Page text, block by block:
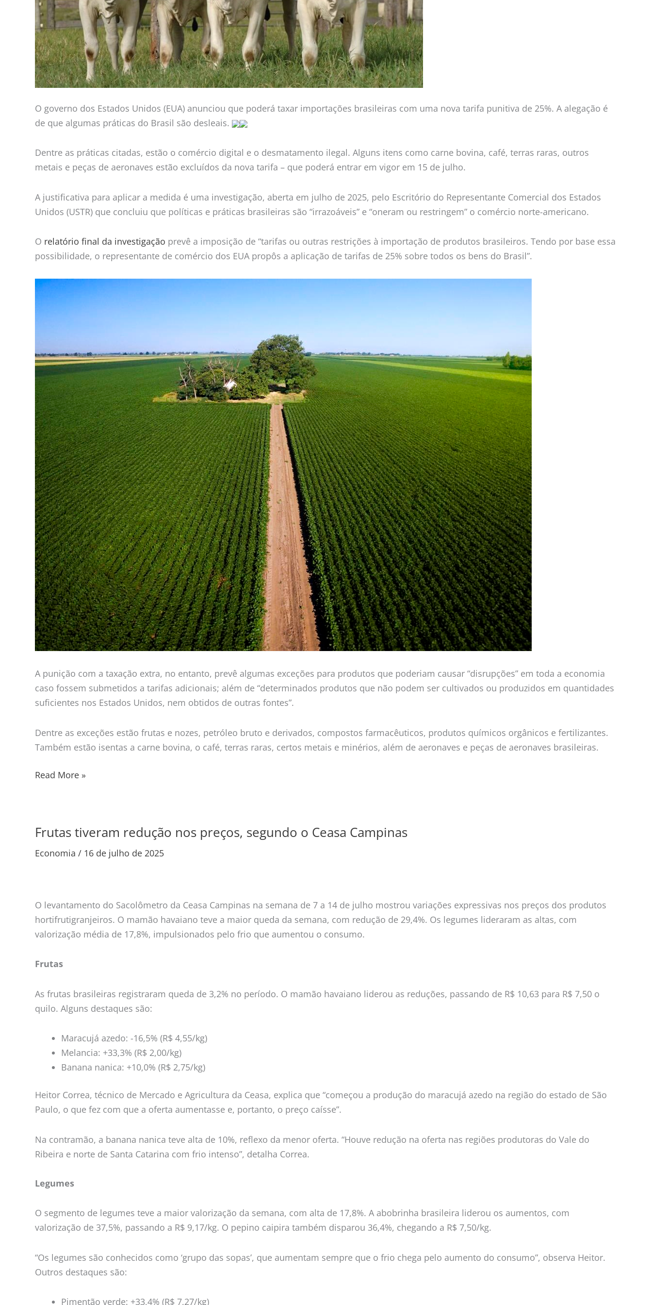
O governo dos Estados Unidos (EUA) anunciou que poderá taxar importações brasileiras com uma nova tarifa punitiva de 25%. A alegação é
de que algumas práticas do Brasil são desleais.
Dentre as práticas citadas, estão o comércio digital e o desmatamento ilegal. Alguns itens como carne bovina, café, terras raras, outros
metais e peças de aeronaves estão excluídos da nova tarifa – que poderá entrar em vigor em 15 de julho.
A justificativa para aplicar a medida é uma investigação, aberta em julho de 2025, pelo Escritório do Representante Comercial dos Estados
Unidos (USTR) que concluiu que políticas e práticas brasileiras são “irrazoáveis” e “oneram ou restringem” o comércio norte-americano.
O relatório final da investigação prevê a imposição de “tarifas ou outras restrições à importação de produtos brasileiros. Tendo por base essa
possibilidade, o representante de comércio dos EUA propôs a aplicação de tarifas de 25% sobre todos os bens do Brasil”.
A punição com a taxação extra, no entanto, prevê algumas exceções para produtos que poderiam causar “disrupções” em toda a economia
caso fossem submetidos a tarifas adicionais; além de “determinados produtos que não podem ser cultivados ou produzidos em quantidades
suficientes nos Estados Unidos, nem obtidos de outras fontes”.
Dentre as exceções estão frutas e nozes, petróleo bruto e derivados, compostos farmacêuticos, produtos químicos orgânicos e fertilizantes.
Também estão isentas a carne bovina, o café, terras raras, certos metais e minérios, além de aeronaves e peças de aeronaves brasileiras.
Read More »
Frutas tiveram redução nos preços, segundo o Ceasa Campinas
Economia / 16 de julho de 2025
O levantamento do Sacolômetro da Ceasa Campinas na semana de 7 a 14 de julho mostrou variações expressivas nos preços dos produtos
hortifrutigranjeiros. O mamão havaiano teve a maior queda da semana, com redução de 29,4%. Os legumes lideraram as altas, com
valorização média de 17,8%, impulsionados pelo frio que aumentou o consumo.
Frutas
As frutas brasileiras registraram queda de 3,2% no período. O mamão havaiano liderou as reduções, passando de R$ 10,63 para R$ 7,50 o
quilo. Alguns destaques são:
Maracujá azedo: -16,5% (R$ 4,55/kg)
Melancia: +33,3% (R$ 2,00/kg)
Banana nanica: +10,0% (R$ 2,75/kg)
Heitor Correa, técnico de Mercado e Agricultura da Ceasa, explica que “começou a produção do maracujá azedo na região do estado de São
Paulo, o que fez com que a oferta aumentasse e, portanto, o preço caísse”.
Na contramão, a banana nanica teve alta de 10%, reflexo da menor oferta. “Houve redução na oferta nas regiões produtoras do Vale do
Ribeira e norte de Santa Catarina com frio intenso”, detalha Correa.
Legumes
O segmento de legumes teve a maior valorização da semana, com alta de 17,8%. A abobrinha brasileira liderou os aumentos, com
valorização de 37,5%, passando a R$ 9,17/kg. O pepino caipira também disparou 36,4%, chegando a R$ 7,50/kg.
“Os legumes são conhecidos como ‘grupo das sopas’, que aumentam sempre que o frio chega pelo aumento do consumo”, observa Heitor.
Outros destaques são:
Pimentão verde: +33,4% (R$ 7,27/kg)
Frutas
redução
segundo
o
Ceasa